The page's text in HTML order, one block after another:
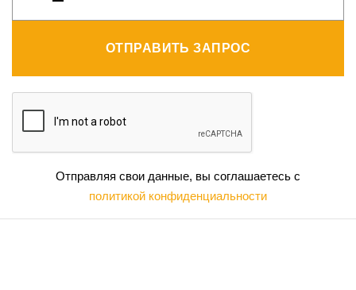
ОТПРАВИТЬ ЗАПРОС
Отправляя свои данные, вы соглашаетесь с
политикой конфиденциальности